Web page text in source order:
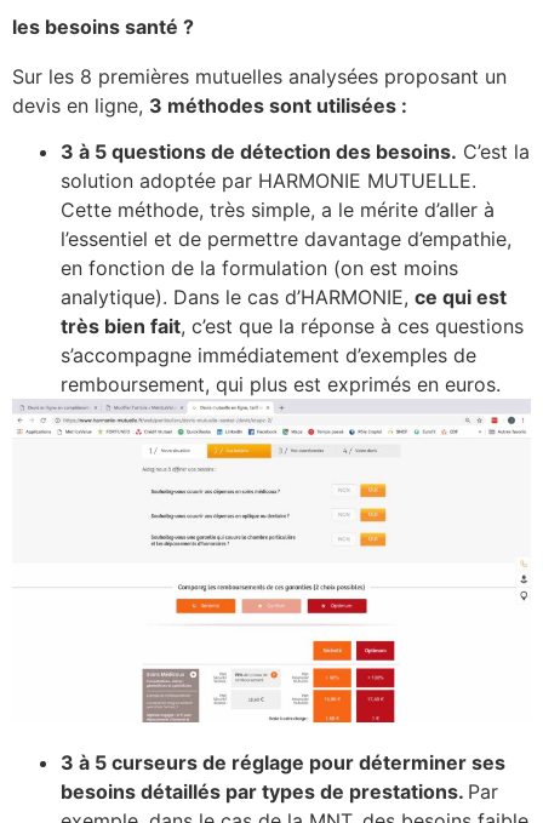
les besoins santé ?
Sur les 8 premières mutuelles analysées proposant un
devis en ligne, 3 méthodes sont utilisées :
3 à 5 questions de détection des besoins. C’est la
solution adoptée par HARMONIE MUTUELLE.
Cette méthode, très simple, a le mérite d’aller à
l’essentiel et de permettre davantage d’empathie,
en fonction de la formulation (on est moins
analytique). Dans le cas d’HARMONIE, ce qui est
très bien fait, c’est que la réponse à ces questions
s’accompagne immédiatement d’exemples de
remboursement, qui plus est exprimés en euros.
3 à 5 curseurs de réglage pour déterminer ses
besoins détaillés par types de prestations. Par